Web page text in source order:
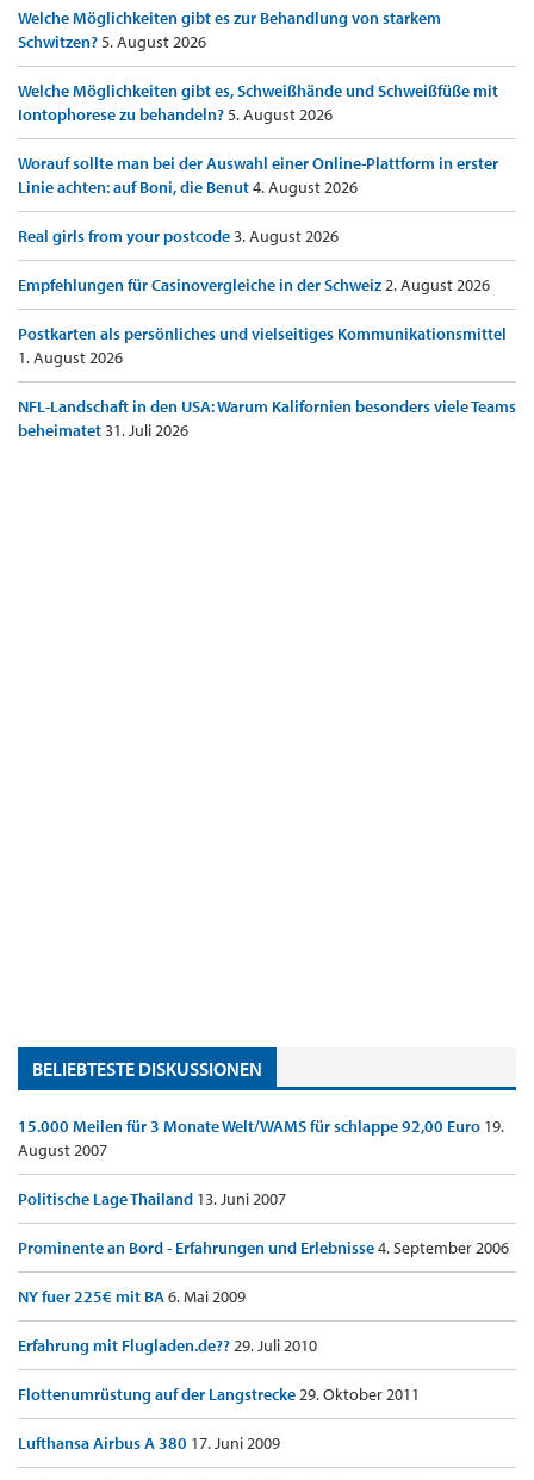
Welche Möglichkeiten gibt es zur Behandlung von starkem
Schwitzen?5. August 2026
Welche Möglichkeiten gibt es, Schweißhände und Schweißfüße mit
Iontophorese zu behandeln?5. August 2026
Worauf sollte man bei der Auswahl einer Online-Plattform in erster
Linie achten: auf Boni, die Benut4. August 2026
Real girls from your postcode3. August 2026
Empfehlungen für Casinovergleiche in der Schweiz2. August 2026
Postkarten als persönliches und vielseitiges Kommunikationsmittel
1. August 2026
NFL-Landschaft in den USA: Warum Kalifornien besonders viele Teams
beheimatet31. Juli 2026
BELIEBTESTE DISKUSSIONEN
15.000 Meilen für 3 Monate Welt/WAMS für schlappe 92,00 Euro 19.
August 2007
Politische Lage Thailand 13. Juni 2007
Prominente an Bord - Erfahrungen und Erlebnisse4. September 2006
NY fuer 225€ mit BA6. Mai 2009
Erfahrung mit Flugladen.de??29. Juli 2010
Flottenumrüstung auf der Langstrecke29. Oktober 2011
Lufthansa Airbus A 380 17. Juni 2009